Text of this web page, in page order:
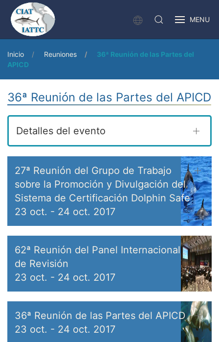
MENU
Inicio Reuniones
36ª Reunión de las Partes del
APICD
36ª Reunión de las Partes del APICD
Detalles del evento
27ª Reunión del Grupo de Trabajo
sobre la Promoción y Divulgación del
Sistema de Certificación Dolphin Safe
23 oct. - 24 oct. 2017
62ª Reunión del Panel Internacional
de Revisión
23 oct. - 24 oct. 2017
36ª Reunión de las Partes del APICD
23 oct. - 24 oct. 2017